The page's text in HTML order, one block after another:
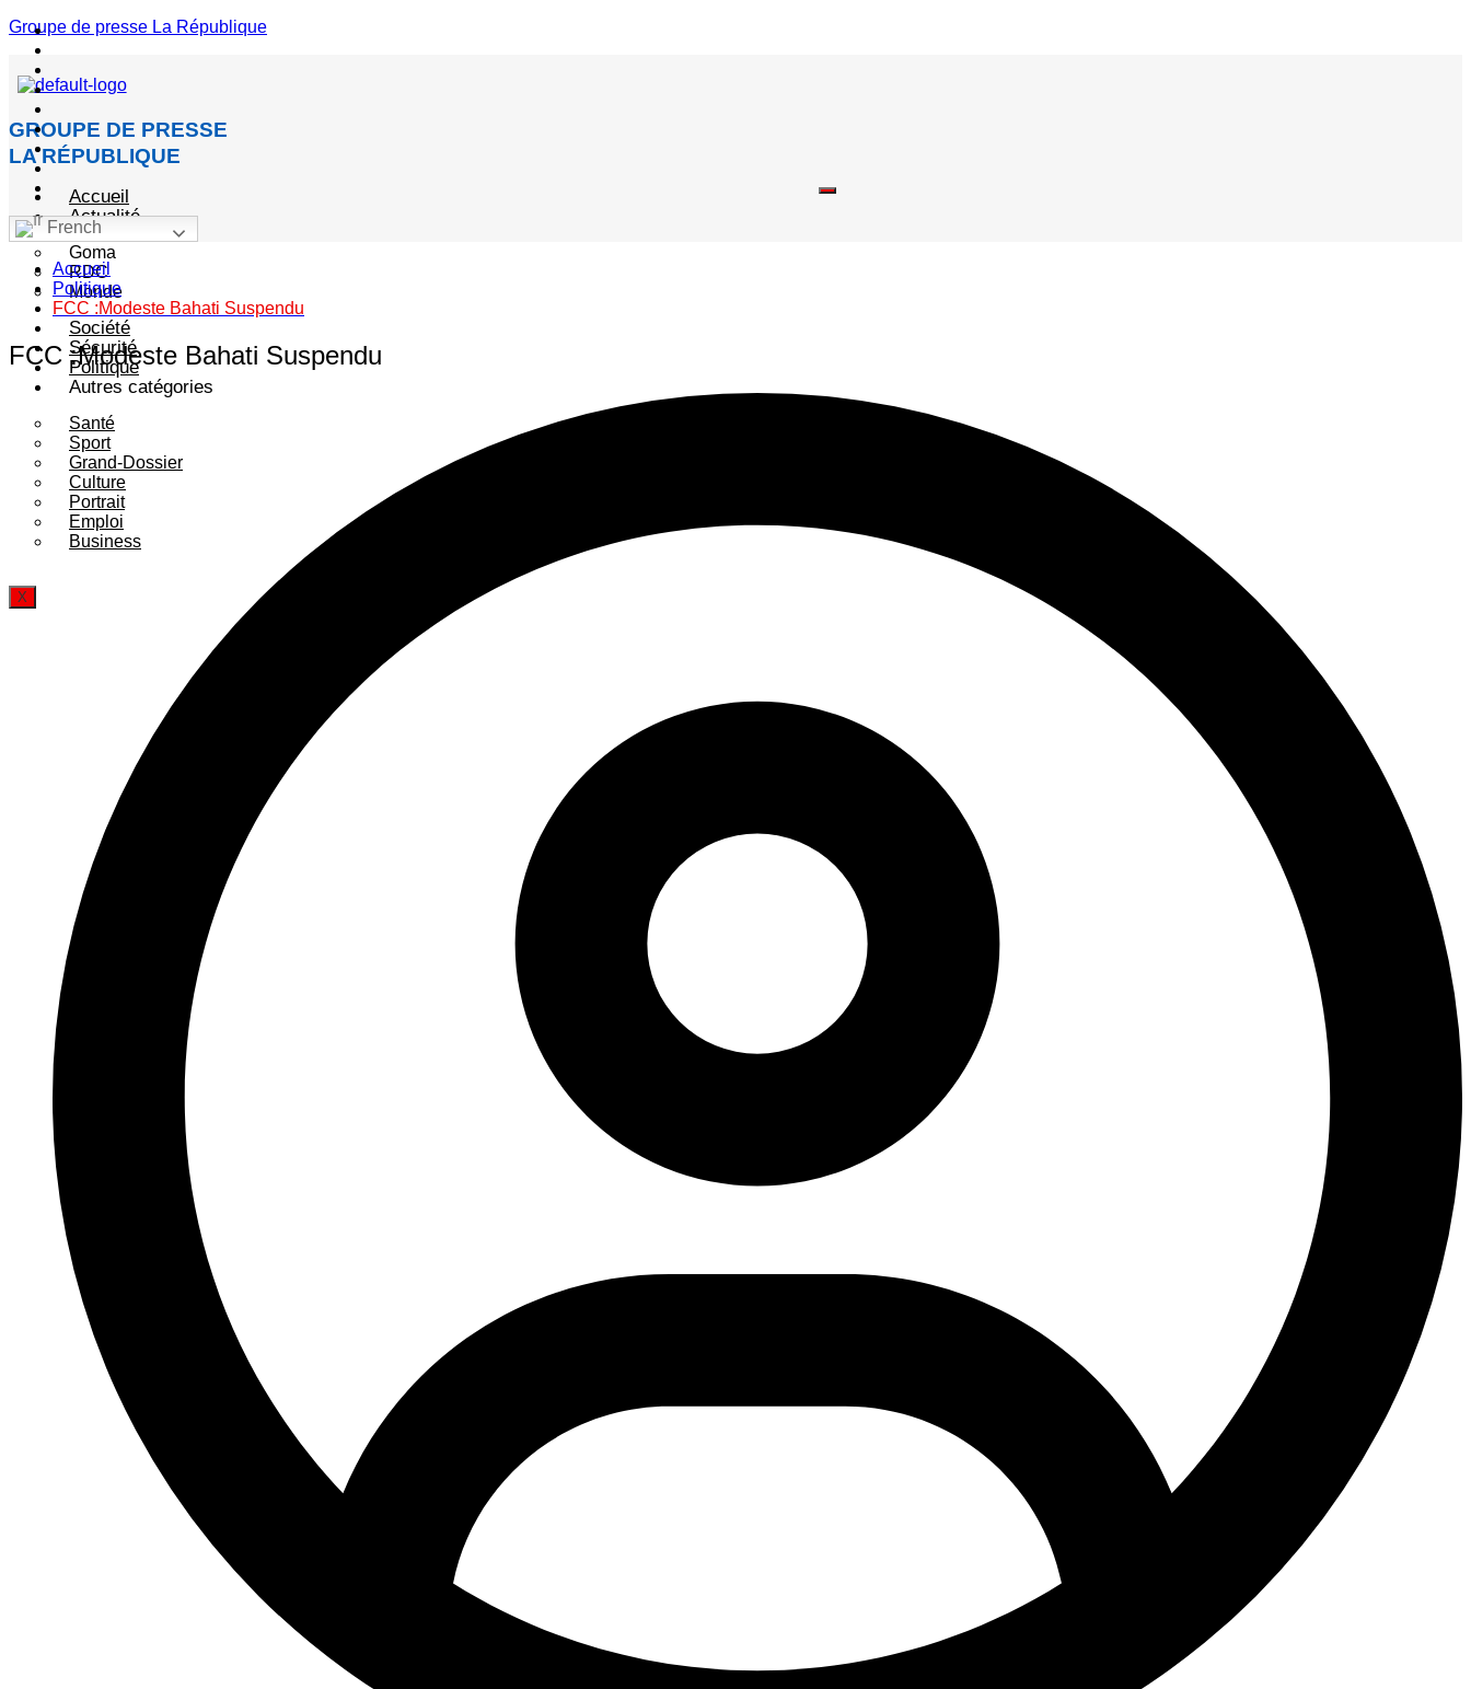
Groupe de presse La République
GROUPE DE PRESSE
LA RÉPUBLIQUE
Accueil
Actualité
Goma
RDC
Monde
Société
Sécurité
Politique
Autres catégories
Santé
Sport
Grand-Dossier
Culture
Portrait
Emploi
Business
X
Menu
French
Accueil
Politique
FCC :Modeste Bahati Suspendu
FCC :Modeste Bahati Suspendu